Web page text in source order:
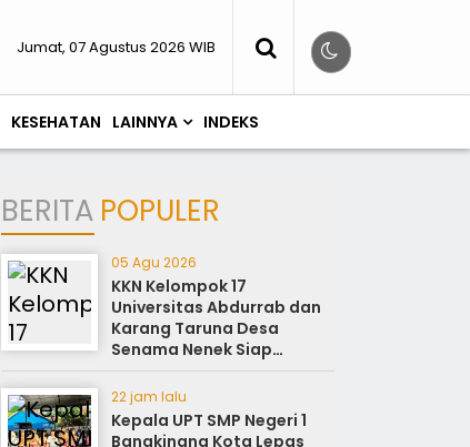
Jumat, 07 Agustus 2026 WIB
KESEHATAN LAINNYA INDEKS
BERITA POPULER
05 Agu 2026
KKN Kelompok 17
Universitas Abdurrab dan
Karang Taruna Desa
Senama Nenek Siap
Sukseskan Perayaan HUT
ke-81
22 jam lalu
Kepala UPT SMP Negeri 1
Bangkinang Kota Lepas